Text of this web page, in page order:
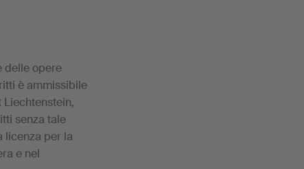
delle opere
è ammissibile
Liechtenstein,
senza tale
licenza per la
e nel